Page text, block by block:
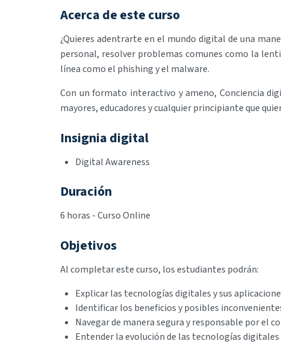
Acerca de este curso
¿Quieres adentrarte en el mundo digital de una
personal, resolver problemas comunes como la
línea como el phishing y el malware.
Con un formato interactivo y ameno, Conciencia
mayores, educadores y cualquier principiante que
Insignia digital
Digital Awareness
Duración
6 horas - Curso Online
Objetivos
Al completar este curso, los estudiantes podrán:
Explicar las tecnologías digitales y sus
Identificar los beneficios y posibles
Navegar de manera segura y responsable por el
Entender la evolución de las tecnologías